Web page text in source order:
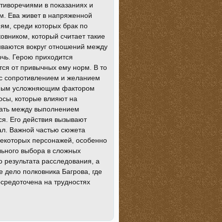
в показаниях и
Ева живет в напряженной
среди которых брак по
который считает такие
вокруг отношений между
Герою приходится
от привычных ему норм. В то
сопротивлением и желанием
усложняющим фактором
которые влияют на
между выполнением
Его действия вызывают
Важной частью сюжета
персонажей, особенно
выбора в сложных
расследования, а
полковника Багрова, где
на трудностях